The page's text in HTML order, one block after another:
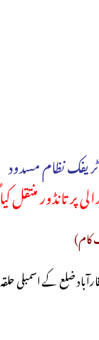
نظام مسدود
تانڈور منتقل
کے اسمبلی حلقہ